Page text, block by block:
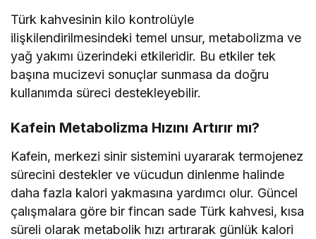
Türk kahvesinin kilo kontrolüyle
ilişkilendirilmesindeki temel unsur, metabolizma ve
yağ yakımı üzerindeki etkileridir. Bu etkiler tek
başına mucizevi sonuçlar sunmasa da doğru
kullanımda süreci destekleyebilir.
Kafein Metabolizma Hızını Artırır mı?
Kafein, merkezi sinir sistemini uyararak termojenez
sürecini destekler ve vücudun dinlenme halinde
daha fazla kalori yakmasına yardımcı olur. Güncel
çalışmalara göre bir fincan sade Türk kahvesi, kısa
süreli olarak metabolik hızı artırarak günlük kalori